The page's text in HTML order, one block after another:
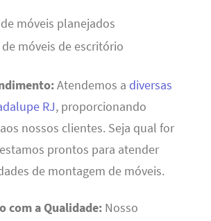
móveis planejados
móveis de escritório
Atendemos a diversas
RJ, proporcionando
nossos clientes. Seja qual for
prontos para atender
de montagem de móveis.
com a Qualidade:Nosso